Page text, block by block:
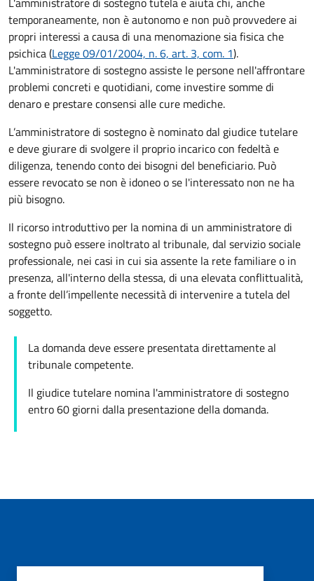
temporaneamente, non è autonomo e non può provvedere ai
propri interessi a causa di una menomazione sia fisica che
psichica (Legge 09/01/2004, n. 6, art. 3, com. 1).
L'amministratore di sostegno assiste le persone nell'affrontare
problemi concreti e quotidiani, come investire somme di
denaro e prestare consensi alle cure mediche.
L’amministratore di sostegno è nominato dal giudice tutelare
e deve giurare di svolgere il proprio incarico con fedeltà e
diligenza, tenendo conto dei bisogni del beneficiario. Può
essere revocato se non è idoneo o se l'interessato non ne ha
più bisogno.
Il ricorso introduttivo per la nomina di un amministratore di
sostegno può essere inoltrato al tribunale, dal servizio sociale
professionale, nei casi in cui sia assente la rete familiare o in
presenza, all'interno della stessa, di una elevata conflittualità,
a fronte dell’impellente necessità di intervenire a tutela del
soggetto.
La domanda deve essere presentata direttamente al
tribunale competente.
Il giudice tutelare nomina l'amministratore di sostegno
entro 60 giorni dalla presentazione della domanda.